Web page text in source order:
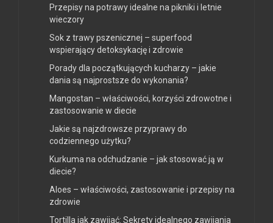
Przepisy na potrawy idealne na pikniki i letnie
wieczory
Sok z trawy pszenicznej – superfood
wspierający detoksykację i zdrowie
Porady dla początkujących kucharzy – jakie
dania są najprostsze do wykonania?
Mangostan – właściwości, korzyści zdrowotne i
zastosowanie w diecie
Jakie są najzdrowsze przyprawy do
codziennego użytku?
Kurkuma na odchudzanie – jak stosować ją w
diecie?
Aloes – właściwości, zastosowanie i przepisy na
zdrowie
Tortilla jak zawijać: Sekrety idealnego zawijania